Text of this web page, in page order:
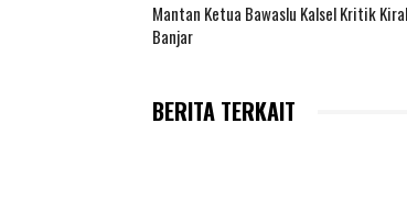
Mantan Ketua Bawaslu Kalsel Kritik
Banjar
BERITA TERKAIT